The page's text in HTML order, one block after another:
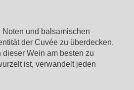
und balsamischen
der Cuvée zu überdecken.
Wein am besten zu
ist, verwandelt jeden